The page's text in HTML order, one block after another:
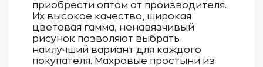
приобрести оптом от производителя.
Их высокое качество, широкая
цветовая гамма, ненавязчивый
рисунок позволяют выбрать
наилучший вариант для каждого
покупателя. Махровые простыни из